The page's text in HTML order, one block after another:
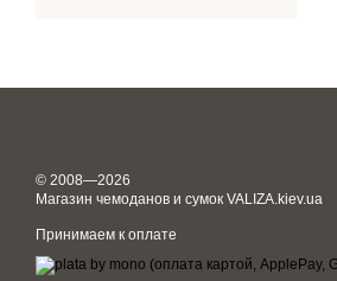
© 2008—2026
Магазин чемоданов и сумок VALIZA.kiev.ua
Принимаем к оплате